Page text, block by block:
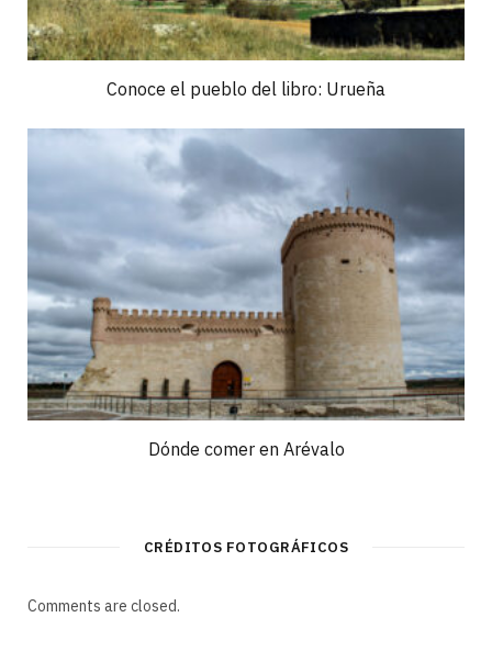
Conoce el pueblo del libro: Urueña
Dónde comer en Arévalo
CRÉDITOS FOTOGRÁFICOS
Comments are closed.